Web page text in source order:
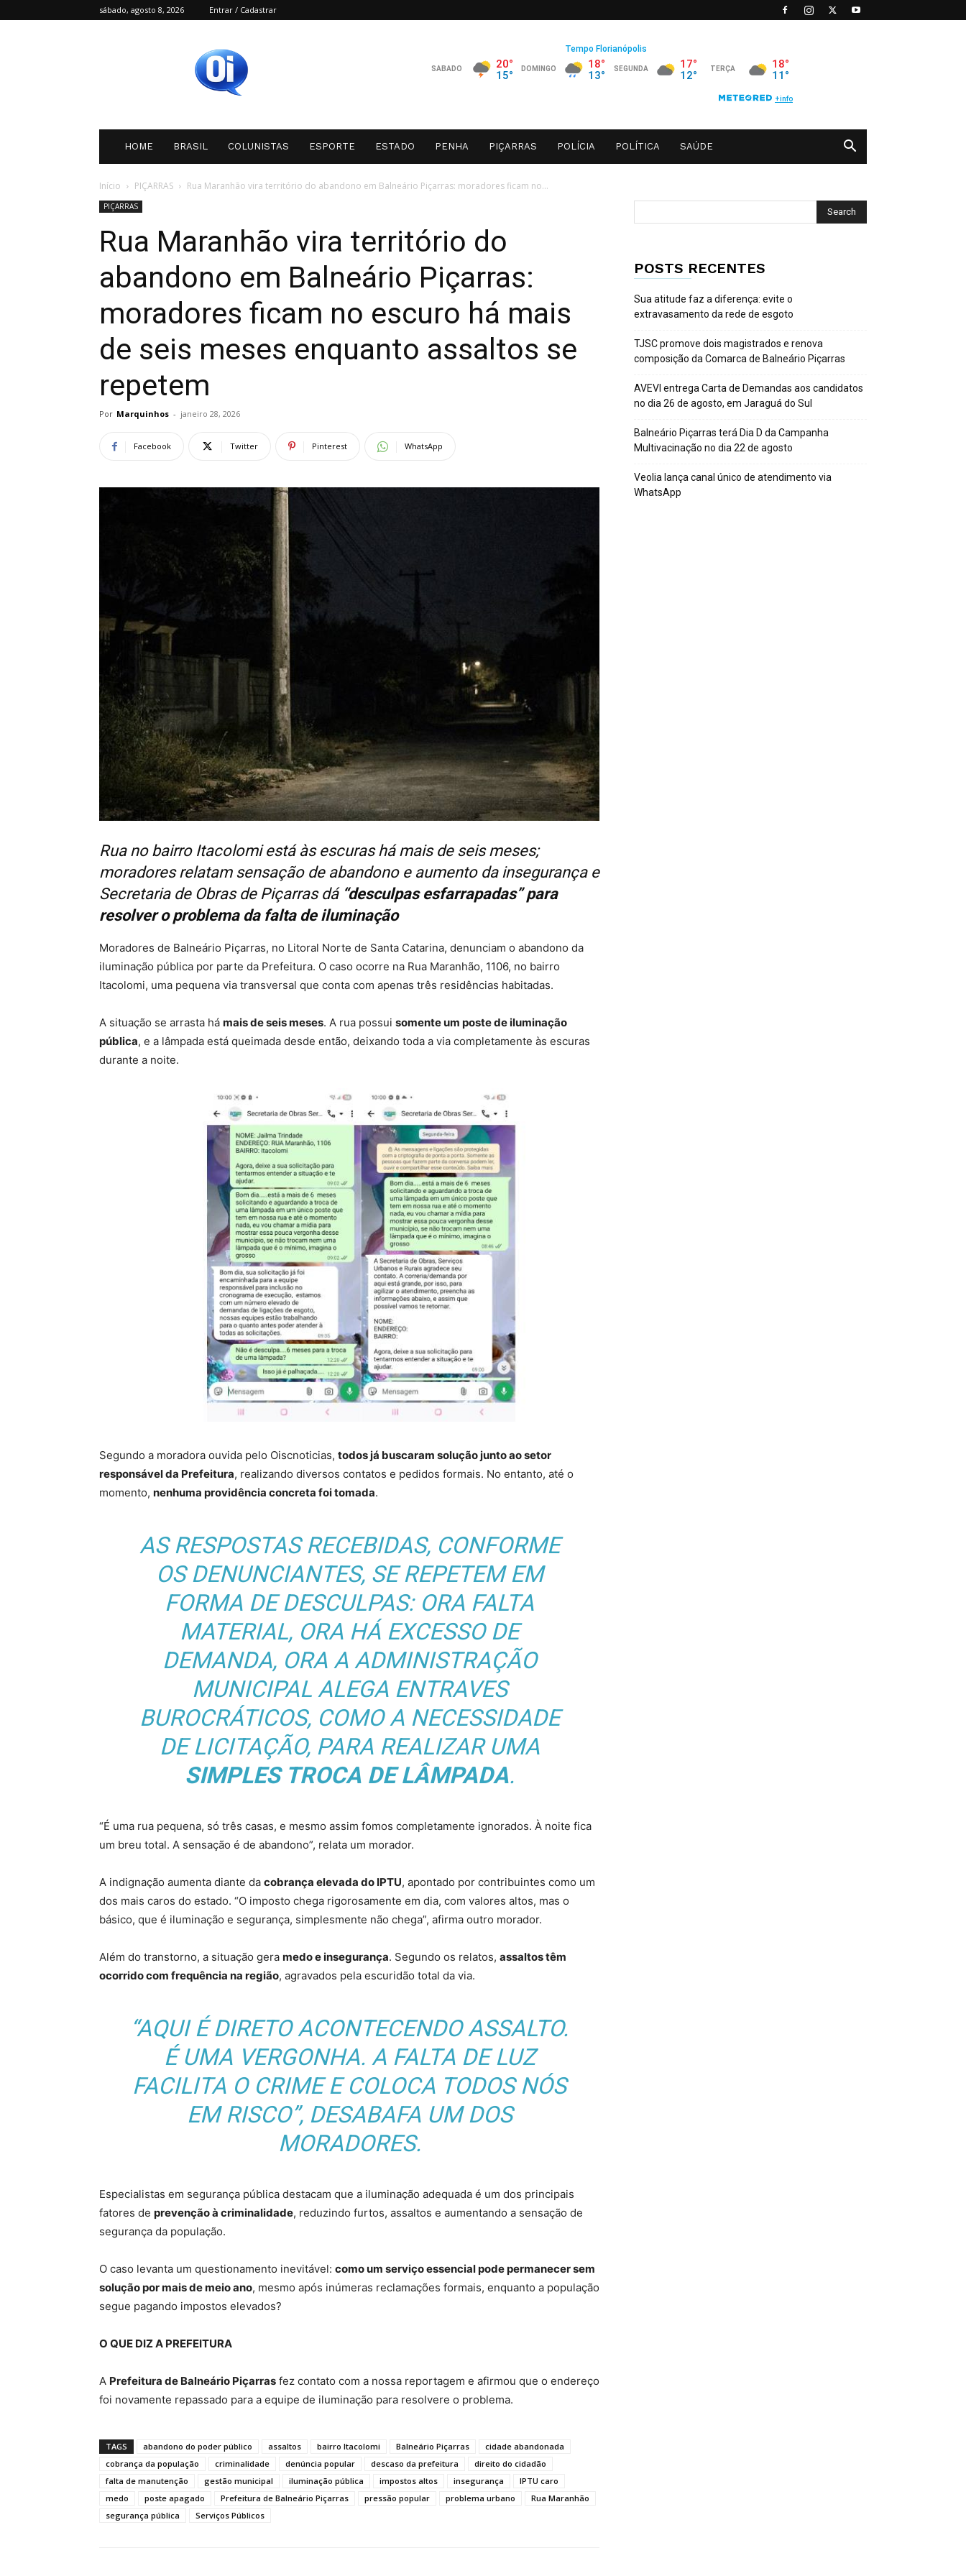
sábado, agosto 8, 2026 Entrar / Cadastrar
HOME BRASIL COLUNISTAS ESPORTE ESTADO PENHA PIÇARRAS POLÍCIA POLÍTICA SAÚDE
Início PIÇARRAS Rua Maranhão vira território do abandono em Balneário Piçarras: moradores ficam no...
PIÇARRAS
Rua Maranhão vira território do
abandono em Balneário Piçarras:
moradores ficam no escuro há mais
de seis meses enquanto assaltos se
repetem
Por Marquinhos - janeiro 28, 2026
Facebook Twitter Pinterest WhatsApp
Rua no bairro Itacolomi está às escuras há mais de seis meses;
moradores relatam sensação de abandono e aumento da insegurança e
Secretaria de Obras de Piçarras dá “desculpas esfarrapadas” para
resolver o problema da falta de iluminação
Moradores de Balneário Piçarras, no Litoral Norte de Santa Catarina, denunciam o abandono da
iluminação pública por parte da Prefeitura. O caso ocorre na Rua Maranhão, 1106, no bairro
Itacolomi, uma pequena via transversal que conta com apenas três residências habitadas.
A situação se arrasta há mais de seis meses. A rua possui somente um poste de iluminação
pública, e a lâmpada está queimada desde então, deixando toda a via completamente às escuras
durante a noite.
Segundo a moradora ouvida pelo Oiscnoticias, todos já buscaram solução junto ao setor
responsável da Prefeitura, realizando diversos contatos e pedidos formais. No entanto, até o
momento, nenhuma providência concreta foi tomada.
AS RESPOSTAS RECEBIDAS, CONFORME
OS DENUNCIANTES, SE REPETEM EM
FORMA DE DESCULPAS: ORA FALTA
MATERIAL, ORA HÁ EXCESSO DE
DEMANDA, ORA A ADMINISTRAÇÃO
MUNICIPAL ALEGA ENTRAVES
BUROCRÁTICOS, COMO A NECESSIDADE
DE LICITAÇÃO, PARA REALIZAR UMA
SIMPLES TROCA DE LÂMPADA.
“É uma rua pequena, só três casas, e mesmo assim fomos completamente ignorados. À noite fica
um breu total. A sensação é de abandono”, relata um morador.
A indignação aumenta diante da cobrança elevada do IPTU, apontado por contribuintes como um
dos mais caros do estado. “O imposto chega rigorosamente em dia, com valores altos, mas o
básico, que é iluminação e segurança, simplesmente não chega”, afirma outro morador.
Além do transtorno, a situação gera medo e insegurança. Segundo os relatos, assaltos têm
ocorrido com frequência na região, agravados pela escuridão total da via.
“AQUI É DIRETO ACONTECENDO ASSALTO.
É UMA VERGONHA. A FALTA DE LUZ
FACILITA O CRIME E COLOCA TODOS NÓS
EM RISCO”, DESABAFA UM DOS
MORADORES.
Especialistas em segurança pública destacam que a iluminação adequada é um dos principais
fatores de prevenção à criminalidade, reduzindo furtos, assaltos e aumentando a sensação de
segurança da população.
O caso levanta um questionamento inevitável: como um serviço essencial pode permanecer sem
solução por mais de meio ano, mesmo após inúmeras reclamações formais, enquanto a população
segue pagando impostos elevados?
O QUE DIZ A PREFEITURA
A Prefeitura de Balneário Piçarras fez contato com a nossa reportagem e afirmou que o endereço
foi novamente repassado para a equipe de iluminação para resolvere o problema.
TAGS abandono do poder público assaltos bairro Itacolomi Balneário Piçarras
cidade abandonada
cobrança da população
criminalidade denúncia popular descaso da prefeitura
direito do cidadão
falta de manutenção
gestão municipal iluminação pública impostos altos insegurança
IPTU caro
medo
poste apagado Prefeitura de Balneário Piçarras pressão popular problema urbano
Rua Maranhão
segurança pública
Serviços Públicos
POSTS RECENTES
Sua atitude faz a diferença: evite o
extravasamento da rede de esgoto
TJSC promove dois magistrados e renova
composição da Comarca de Balneário Piçarras
AVEVI entrega Carta de Demandas aos candidatos
no dia 26 de agosto, em Jaraguá do Sul
Balneário Piçarras terá Dia D da Campanha
Multivacinação no dia 22 de agosto
Veolia lança canal único de atendimento via
WhatsApp